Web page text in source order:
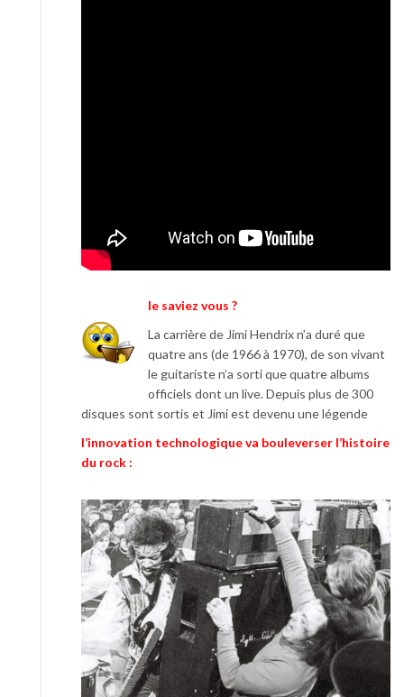
le saviez vous ?
La carrière de Jimi Hendrix n’a duré que
quatre ans (de 1966 à 1970), de son vivant
le guitariste n’a sorti que quatre albums
officiels dont un live. Depuis plus de 300
disques sont sortis et Jimi est devenu une légende
l’innovation technologique va bouleverser l’histoire
du rock :